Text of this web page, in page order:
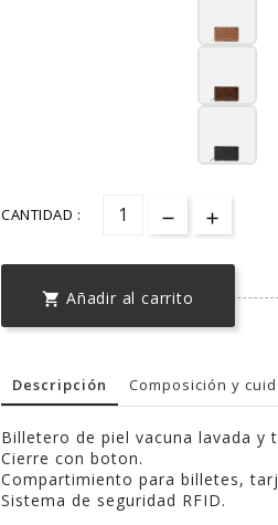
CANTIDAD :
 Añadir al carrito
Descripción Composición y
Billetero de piel vacuna lavada y
Cierre con boton.
Compartimiento para billetes,
Sistema de seguridad RFID.